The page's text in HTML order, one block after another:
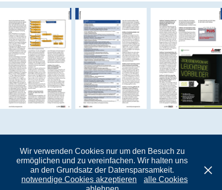
PDF Download
Datenschutzerklärung
Wir verwenden Cookies nur um den Besuch zu
ermöglichen und zu vereinfachen. Wir halten uns
an den Grundsatz der Datensparsamkeit.
notwendige Cookies akzeptieren
alle Cookies